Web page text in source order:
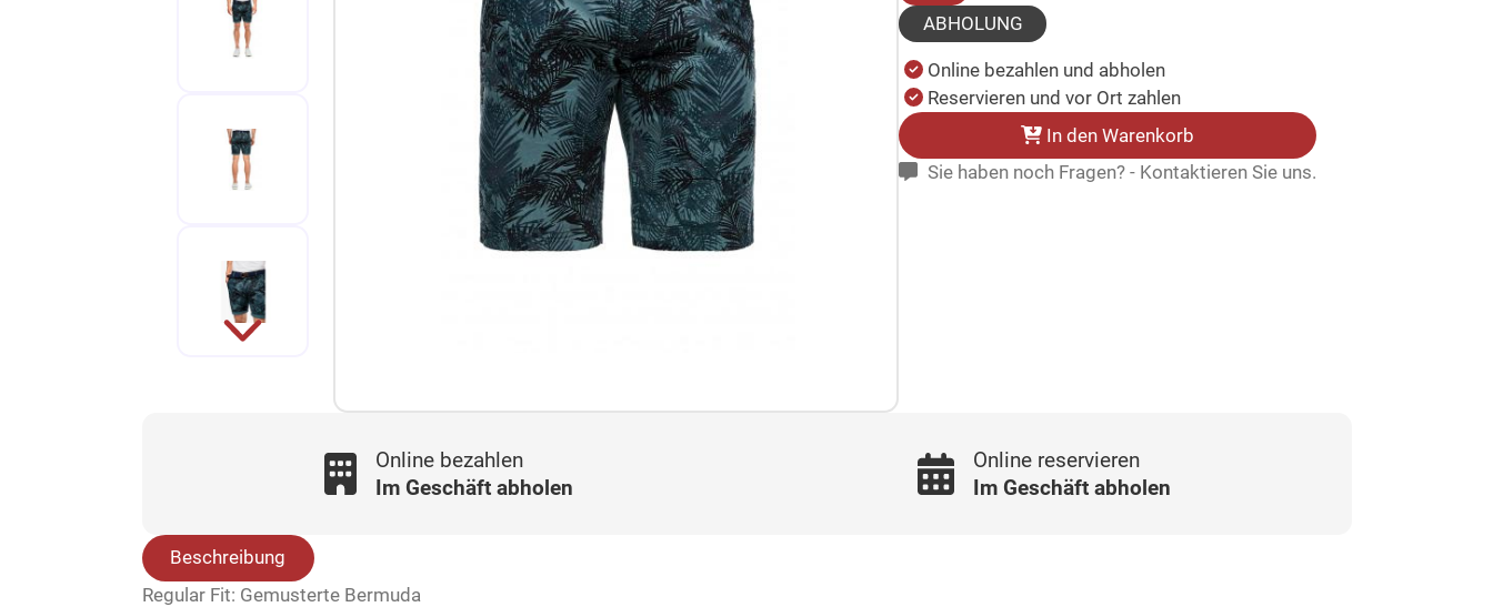
ABHOLUNG
Online bezahlen und abholen
Reservieren und vor Ort zahlen
In den Warenkorb
Sie haben noch Fragen? - Kontaktieren Sie uns.
Online bezahlen
Im Geschäft abholen
Online reservieren
Im Geschäft abholen
Beschreibung
Regular Fit: Gemusterte Bermuda